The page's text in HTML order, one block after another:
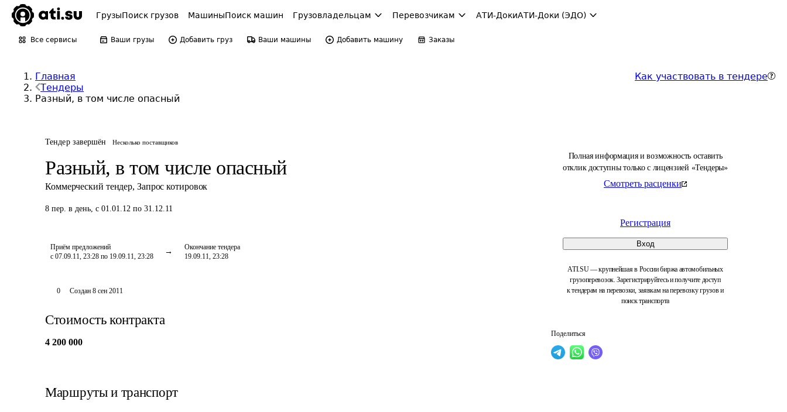
ГрузыПоиск грузов МашиныПоиск машин Грузовладельцам Перевозчикам АТИ-ДокиАТИ-Доки (ЭДО)
Все сервисы Ваши грузы Добавить груз Ваши машины Добавить машину Заказы
Главная
Тендеры
Разный, в том числе опасный
Как участвовать в тендере
Тендер завершён Несколько поставщиков
Разный, в том числе опасный
Коммерческий тендер, Запрос котировок
8 пер. в день, с 01.01.12 по 31.12.11
Приём предложений
с 07.09.11, 23:28 по 19.09.11, 23:28
Окончание тендера
19.09.11, 23:28
Полная информация и возможность оставить
отклик доступны только с лицензией «Тендеры»
Смотреть расценки
Регистрация
Вход
ATI.SU — крупнейшая в России биржа автомобильных
грузоперевозок. Зарегистрируйтесь и получите доступ
к тендерам на перевозки, заявкам на перевозку грузов и
поиск транспорта
Поделиться
0 Создан 8 сен 2011
Стоимость контракта
4 200 000
Маршруты и транспорт